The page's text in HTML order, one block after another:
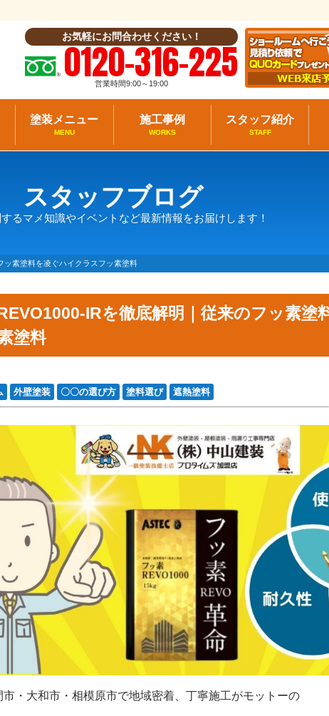
お気軽にお問合わせください！
0120-316-225
営業時間9:00～19:00
塗装メニュー
MENU
施工事例
WORKS
スタッフ紹介
STAFF
スタッフブログ
るマメ知識やイベントなど最新情報をお届けします！
ッ素塗料を凌ぐハイクラスフッ素塗料
IRを徹底解明｜従来のフッ素塗
塗料
外壁塗装 〇〇の選び方 塗料選び 遮熱塗料
市・大和市・相模原市で地域密着、丁寧施工がモットーの